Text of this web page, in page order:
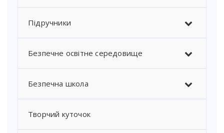
Підручники
Безпечне освітне середовище
Безпечна школа
Творчий куточок